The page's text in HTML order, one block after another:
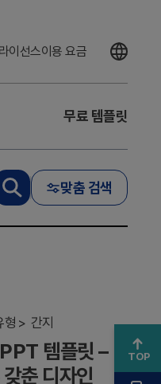
라이선스이용 요금
무료 템플릿
맞춤 검색
형 간지
템플릿 –
춘 디자인
TOP